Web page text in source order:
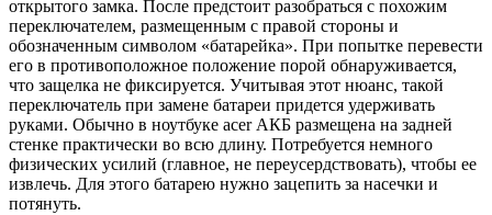
открытого замка. После предстоит разобраться с похожим
переключателем, размещенным с правой стороны и
обозначенным символом «батарейка». При попытке перевести
его в противоположное положение порой обнаруживается,
что защелка не фиксируется. Учитывая этот нюанс, такой
переключатель при замене батареи придется удерживать
руками. Обычно в ноутбуке acer АКБ размещена на задней
стенке практически во всю длину. Потребуется немного
физических усилий (главное, не переусердствовать), чтобы ее
извлечь. Для этого батарею нужно зацепить за насечки и
потянуть.